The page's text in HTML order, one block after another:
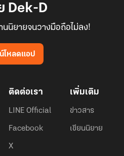
Dek-D
นิยายจนวางมือถือไม่ลง!
โหลดแอป
ติดต่อเรา
LINE Official
Facebook
X
เพิ่มเติม
ข่าวสาร
เขียนนิยาย